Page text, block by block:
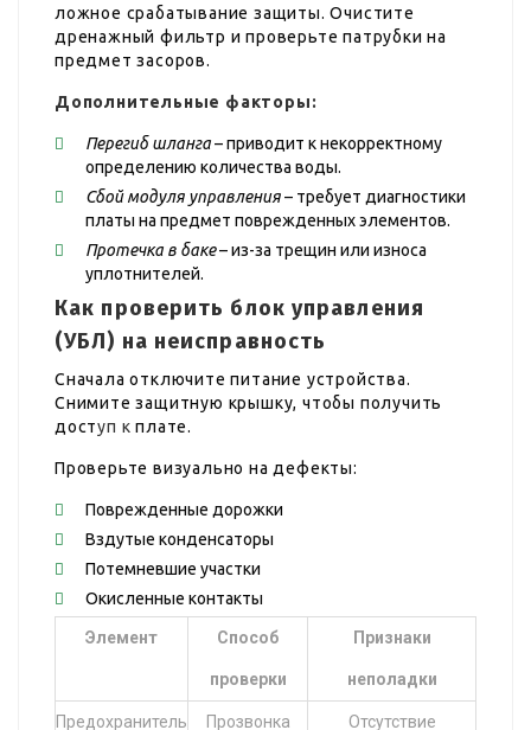
ложное срабатывание защиты. Очистите
дренажный фильтр и проверьте патрубки на
предмет засоров.
Дополнительные факторы:
Перегиб шланга– приводит к некорректному
определению количества воды.
Сбой модуля управления– требует диагностики
платы на предмет поврежденных элементов.
Протечка в баке– из-за трещин или износа
уплотнителей.
Как проверить блок управления
(УБЛ) на неисправность
Сначала отключите питание устройства.
Снимите защитную крышку, чтобы получить
доступ к плате.
Проверьте визуально на дефекты:
Поврежденные дорожки
Вздутые конденсаторы
Потемневшие участки
Окисленные контакты
Элемент Способ
проверки
Признаки
неполадки
Предохранитель Прозвонка Отсутствие